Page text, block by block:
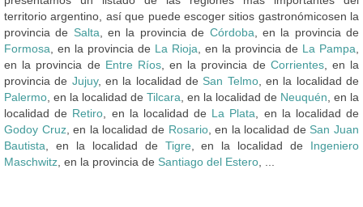
territorio argentino, así que puede escoger sitios gastronómicosen la
provincia de Salta , en la provincia de Córdoba , en la provincia de
Formosa , en la provincia de La Rioja , en la provincia de La Pampa
en la provincia de Entre Ríos, en la provincia de Corrientes, en la
provincia de Jujuy, en la localidad de San Telmo, en la localidad de
Palermo , en la localidad de Tilcara , en la localidad de Neuquén , en la
localidad de Retiro , en la localidad de La Plata , en la localidad de
Godoy Cruz, en la localidad de Rosario, en la localidad de San Juan
Bautista , en la localidad de Tigre, en la localidad de Ingeniero
Maschwitz , en la provincia de Santiago del Estero